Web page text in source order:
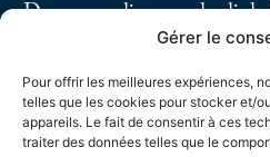
Gérer le
Pour offrir les meilleures expériences,
telles que les cookies pour stocker et/
appareils. Le fait de consentir à ces
traiter des données telles que le
Du mercredi au vendredi
Le samedi